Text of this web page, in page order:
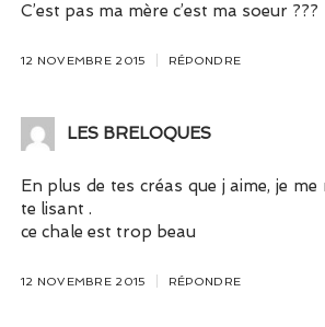
C’est pas ma mère c’est ma soeur ???
12 NOVEMBRE 2015 RÉPONDRE
LES BRELOQUES
En plus de tes créas que j aime, je
te lisant .
ce chale est trop beau
12 NOVEMBRE 2015 RÉPONDRE